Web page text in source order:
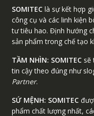
SOMITEClà sự kết hợp
công cụ và các linh kiện
tư tiêu hao. Định hướng
sản phẩm trong chế tạo
TẦM NHÌN: SOMITECsẽ
tin cậy theo đúng như
Partner.
SỨ MỆNH: SOMITEC
phẩm chất lượng nhất,